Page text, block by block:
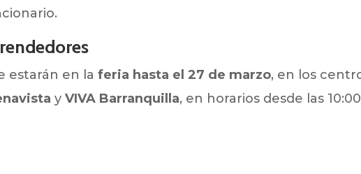
estarán en laferia hasta el 27 de marzo, en los
yVIVA Barranquilla, en horarios desde las